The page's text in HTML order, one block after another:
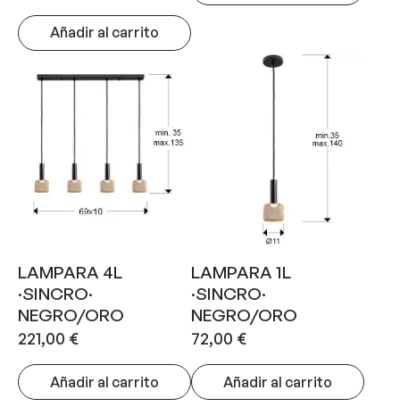
Añadir al carrito
LAMPARA 4L
·SINCRO·
NEGRO/ORO
221,00 €
Añadir al carrito
LAMPARA 1L
·SINCRO·
NEGRO/ORO
72,00 €
Añadir al carrito